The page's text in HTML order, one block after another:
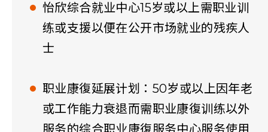
怡欣综合就业中心15岁或以上需职业训
练或支援以便在公开市场就业的残疾人
士
职业康復延展计划：50岁或以上因年老
或工作能力衰退而需职业康復训练以外
服务的综合职业康復服务中心服务使用